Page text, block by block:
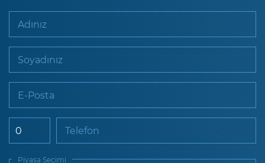
Adınız
Soyadınız
E-Posta
Telefon
Piyasa Seçimi